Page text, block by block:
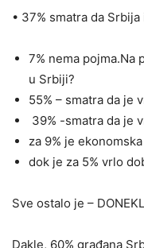
• 37% smatra da
7% nema pojma.Na
u Srbiji?
55% – smatra da je
39% -smatra da je
za 9% je
dok je za 5% vrlo
Sve ostalo je –
Dakle, 60% građana